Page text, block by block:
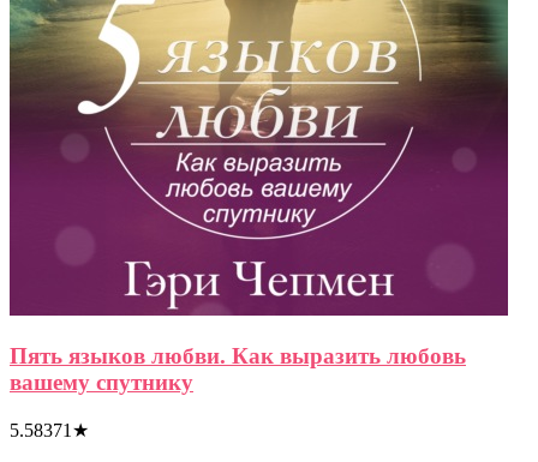
Пять языков любви. Как выразить любовь
вашему спутнику
5.58371 ★